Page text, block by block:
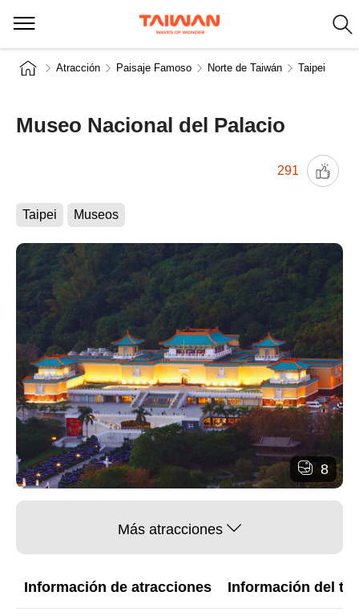
Atracción Paisaje Famoso Norte de Taiwán Taipei
Museo Nacional del Palacio
291
Taipei Museos
8
Más atracciones
Información de atracciones Información del